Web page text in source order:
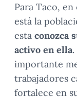
Para Taco,
está la
esta conozca
activo en ella
importante
trabajadores
fortalece en